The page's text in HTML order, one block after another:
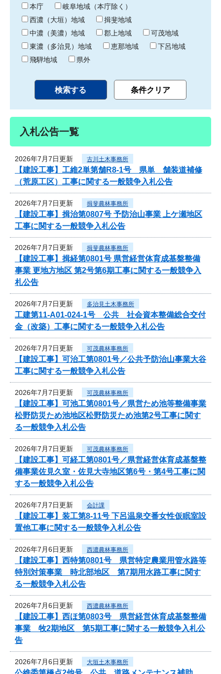
わ
り
本庁
岐阜地域（本庁除く）
西濃（大垣）地域
揖斐地域
中濃（美濃）地域
郡上地域
可茂地域
東濃（多治見）地域
恵那地域
下呂地域
飛騨地域
県外
入札公告一覧
2026年7月7日更新 古川土木事務所
【建設工事】工維2単第舗R8-1号 県単 舗装道補修
（荒原工区）工事に関する一般競争入札公告
2026年7月7日更新 揖斐農林事務所
【建設工事】揖治第0807号 予防治山事業 上ケ瀬地区
工事に関する一般競争入札公告
2026年7月7日更新 揖斐農林事務所
【建設工事】揖経第0801号 県営経営体育成基盤整備
事業 更地方地区 第2号第6期工事に関する一般競争入
札公告
2026年7月7日更新 多治見土木事務所
工建第11-A01-024-1号 公共 社会資本整備総合交付
金（改築）工事に関する一般競争入札公告
2026年7月7日更新 可茂農林事務所
【建設工事】可治工第0801号／公共予防治山事業大谷
工事に関する一般競争入札公告
2026年7月7日更新 可茂農林事務所
【建設工事】可池工第0801号／県営ため池等整備事業
松野防災ため池地区松野防災ため池第2号工事に関す
る一般競争入札公告
2026年7月7日更新 可茂農林事務所
【建設工事】可経工第0801号／県営経営体育成基盤整
備事業佐見久室・佐見大寺地区第6号・第4号工事に関
する一般競争入札公告
2026年7月7日更新 会計課
【建設工事】装工第8-11号 下呂温泉交番女性仮眠室設
置他工事に関する一般競争入札公告
2026年7月6日更新 西濃農林事務所
【建設工事】西特第0801号 県営特定農業用管水路等
特別対策事業 時北部地区 第7期用水路工事に関す
る一般競争入札公告
2026年7月6日更新 西濃農林事務所
【建設工事】西ほ第0803号 県営経営体育成基盤整備
事業 牧2期地区 第5期工事に関する一般競争入札公
告
2026年7月6日更新 大垣土木事務所